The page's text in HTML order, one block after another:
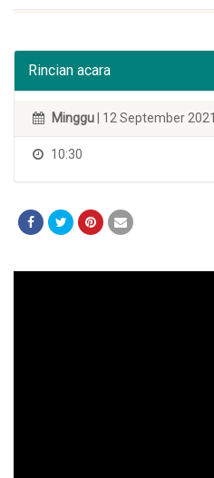
Rincian acara
Minggu | 12 September 2021
10:30